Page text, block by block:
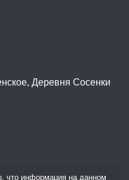
Деревня Сосенки
что информация на данном